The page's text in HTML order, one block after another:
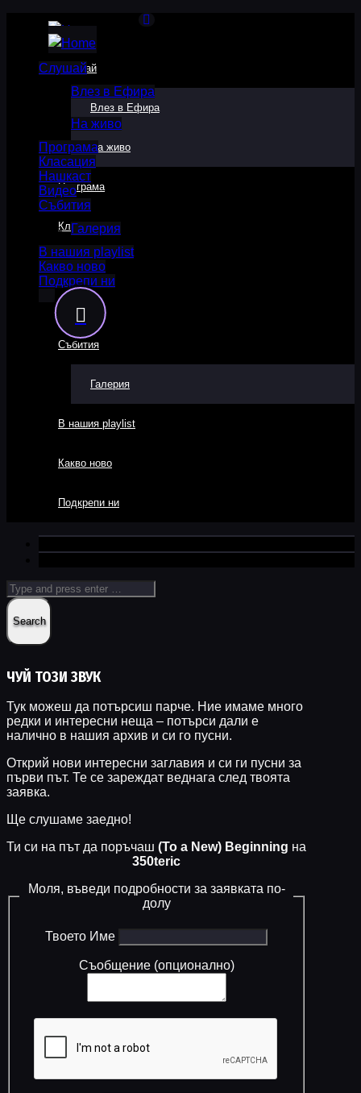
Слушай
Влез в Ефира
На живо
Програма
Класация
Нашкаст
Видео
Събития
Галерия
В нашия playlist
Какво ново
Подкрепи ни
Слушай
Влез в Ефира
На живо
Програма
Класация
Нашкаст
Видео
Събития
Галерия
В нашия playlist
Какво ново
Подкрепи ни
ЧУЙ ТОЗИ ЗВУК
Тук можеш да потърсиш парче. Ние имаме много
редки и интересни неща – потърси дали е
налично в нашия архив и си го пусни.
Открий нови интересни заглавия и си ги пусни за
първи път. Те се зареждат веднага след твоята
заявка.
Ще слушаме заедно!
Ти си на път да поръчаш (To a New) Beginning на
350teric
Моля, въведи подробности за заявката по-
долу
Твоето Име
Съобщение (опционално)